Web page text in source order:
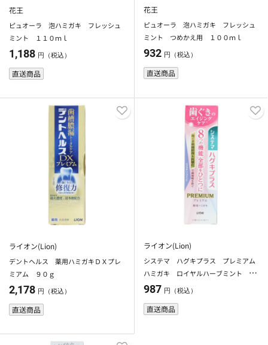
花王
ピュオーラ 泡ハミガキ フレッシュ
ミント １１０ｍｌ
1,188 円（税込）
直送商品
花王
ピュオーラ 泡ハミガキ フレッシュ
ミント つめかえ用 １００ｍｌ
932 円（税込）
直送商品
ライオン(Lion)
デントヘルス 薬用ハミガキＤＸプレ
ミアム ９０ｇ
2,178 円（税込）
直送商品
ライオン(Lion)
システマ ハグキプラス プレミアム
ハミガキ ロイヤルハーブミント ９
５ｇ
987 円（税込）
直送商品